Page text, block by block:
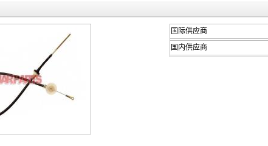
国际供应商
国内供应商